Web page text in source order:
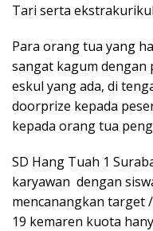
Tari serta
Para orang tua yang
sangat kagum dengan
eskul yang ada, di
doorprize kepada
kepada orang tua
SD Hang Tuah 1
karyawan dengan
mencanangkan target
19 kemaren kuota